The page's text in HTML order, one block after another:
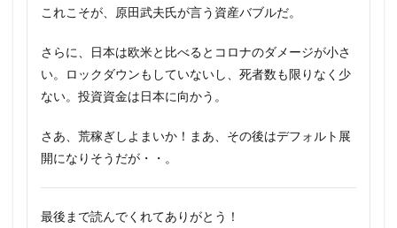
これこそが、原田武夫氏が言う資産バブルだ。
さらに、日本は欧米と比べるとコロナのダメージが小さ
い。ロックダウンもしていないし、死者数も限りなく少
ない。投資資金は日本に向かう。
さあ、荒稼ぎしよまいか！まあ、その後はデフォルト展
開になりそうだが・・。
最後まで読んでくれてありがとう！